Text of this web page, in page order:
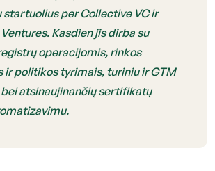
startuolius per Collective VC ir
Kasdien jis dirba su
operacijomis, rinkos
ir politikos tyrimais, turiniu ir GTM
atsinaujinančių sertifikatų